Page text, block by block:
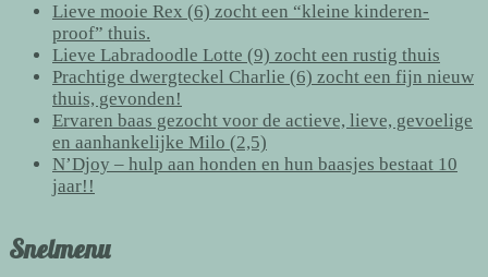
Lieve mooie Rex (6) zocht een “kleine kinderen-
proof” thuis.
Lieve Labradoodle Lotte (9) zocht een rustig thuis
Prachtige dwergteckel Charlie (6) zocht een fijn nieuw
thuis, gevonden!
Ervaren baas gezocht voor de actieve, lieve, gevoelige
en aanhankelijke Milo (2,5)
N’Djoy – hulp aan honden en hun baasjes bestaat 10
jaar!!
Snelmenu